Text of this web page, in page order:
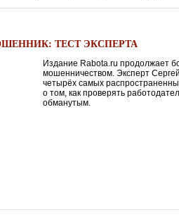
ТЕСТ ЭКСПЕРТА
Издание Rabota.ru продолжает
мошенничеством. Эксперт
четырёх самых
о том, как проверять
обманутым.